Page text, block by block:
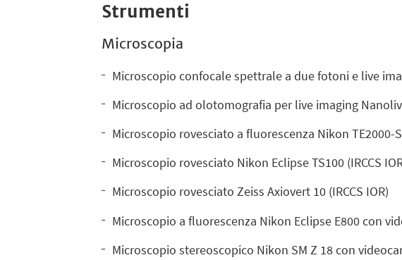
Strumenti
Microscopia
Microscopio confocale spettrale a due fotoni e live
Microscopio ad olotomografia per live imaging
Microscopio rovesciato a fluorescenza Nikon TE2000-
Microscopio rovesciato Nikon Eclipse TS100 (IRCCS
Microscopio rovesciato Zeiss Axiovert 10 (IRCCS IOR)
Microscopio a fluorescenza Nikon Eclipse E800 con
Microscopio stereoscopico Nikon SM Z 18 con